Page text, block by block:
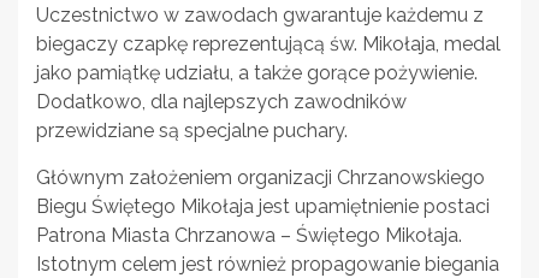
Uczestnictwo w zawodach gwarantuje każdemu z
biegaczy czapkę reprezentującą św. Mikołaja, medal
jako pamiątkę udziału, a także gorące pożywienie.
Dodatkowo, dla najlepszych zawodników
przewidziane są specjalne puchary.
Głównym założeniem organizacji Chrzanowskiego
Biegu Świętego Mikołaja jest upamiętnienie postaci
Patrona Miasta Chrzanowa – Świętego Mikołaja.
Istotnym celem jest również propagowanie biegania